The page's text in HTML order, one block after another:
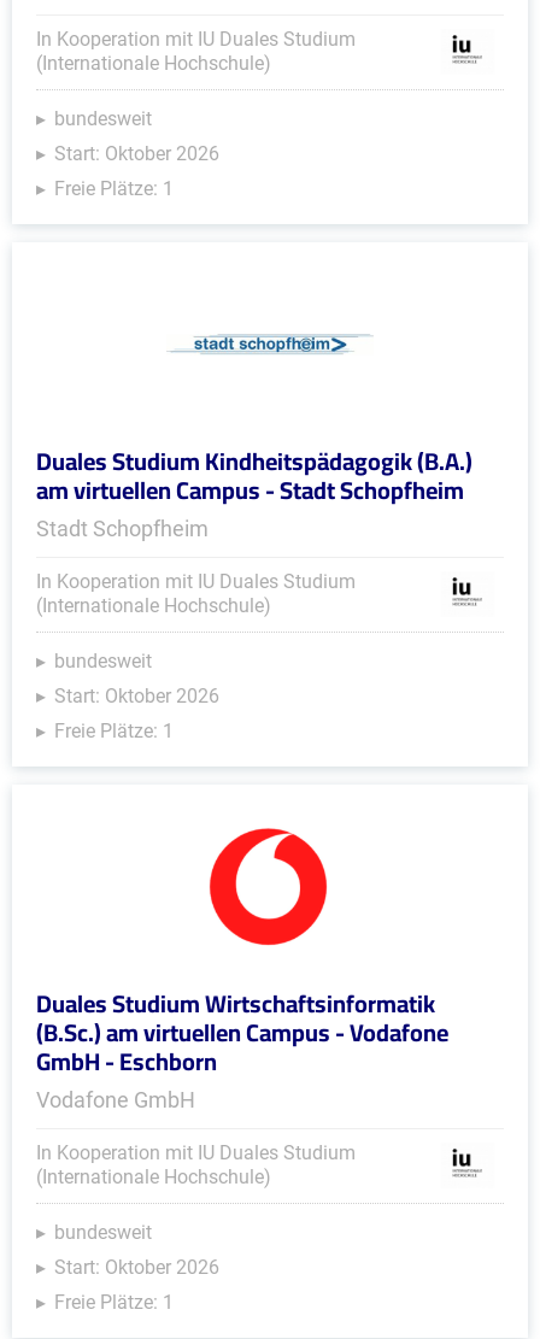
In Kooperation mit IU Duales Studium
(Internationale Hochschule)
bundesweit
Start: Oktober 2026
Freie Plätze: 1
Duales Studium Kindheitspädagogik (B.A.)
am virtuellen Campus - Stadt Schopfheim
Stadt Schopfheim
In Kooperation mit IU Duales Studium
(Internationale Hochschule)
bundesweit
Start: Oktober 2026
Freie Plätze: 1
Duales Studium Wirtschaftsinformatik
(B.Sc.) am virtuellen Campus - Vodafone
GmbH - Eschborn
Vodafone GmbH
In Kooperation mit IU Duales Studium
(Internationale Hochschule)
bundesweit
Start: Oktober 2026
Freie Plätze: 1